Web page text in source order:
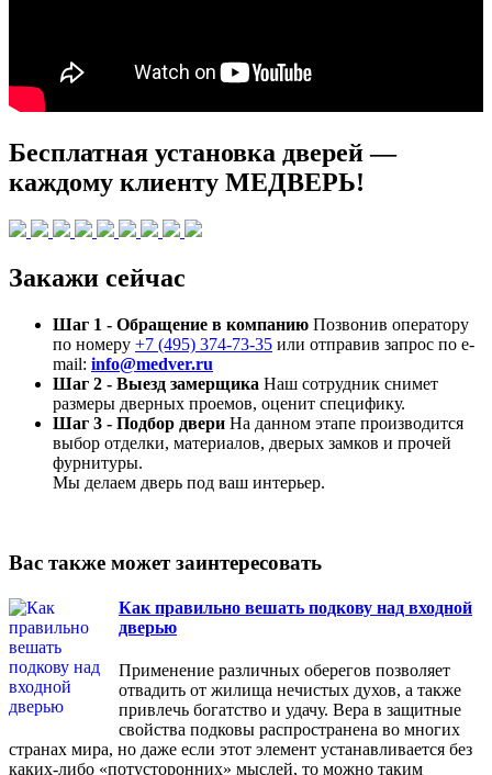
Бесплатная установка дверей —
каждому клиенту МЕДВЕРЬ!
Закажи сейчас
Шаг 1 - Обращение в компанию Позвонив оператору
по номеру +7 (495) 374-73-35 или отправив запрос по e-
mail: info@medver.ru
Шаг 2 - Выезд замерщика Наш сотрудник снимет
размеры дверных проемов, оценит специфику.
Шаг 3 - Подбор двери На данном этапе производится
выбор отделки, материалов, дверых замков и прочей
фурнитуры.
Мы делаем дверь под ваш интерьер.
Вас также может заинтересовать
Как правильно вешать подкову над входной
дверью
Применение различных оберегов позволяет
отвадить от жилища нечистых духов, а также
привлечь богатство и удачу. Вера в защитные
свойства подковы распространена во многих
странах мира, но даже если этот элемент устанавливается без
каких-либо «потусторонних» мыслей, то можно таким